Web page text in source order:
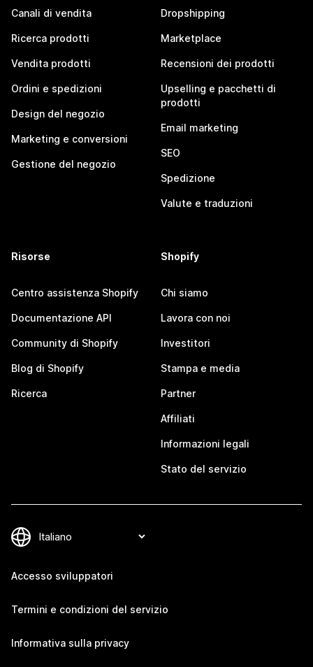
Canali di vendita
Ricerca prodotti
Vendita prodotti
Ordini e spedizioni
Design del negozio
Marketing e conversioni
Gestione del negozio
Dropshipping
Marketplace
Recensioni dei prodotti
Upselling e pacchetti di
prodotti
Email marketing
SEO
Spedizione
Valute e traduzioni
Risorse
Centro assistenza Shopify
Documentazione API
Community di Shopify
Blog di Shopify
Ricerca
Shopify
Chi siamo
Lavora con noi
Investitori
Stampa e media
Partner
Affiliati
Informazioni legali
Stato del servizio
Accesso sviluppatori
Termini e condizioni del servizio
Informativa sulla privacy